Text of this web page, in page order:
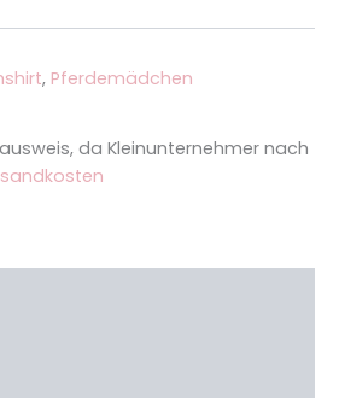
, Pferdemädchen
da Kleinunternehmer nach